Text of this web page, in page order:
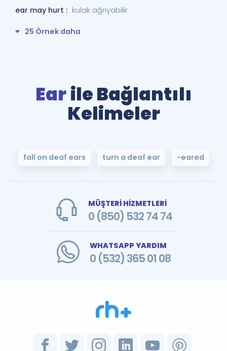
ear may hurt : kulak ağrıyabilir
25 Örnek daha
Earile Bağlantılı
Kelimeler
fall on deaf ears turn a deaf ear -eared
MÜŞTERİ HİZMETLERİ
0 (850) 532 74 74
WHATSAPP YARDIM
0 (532) 365 01 08